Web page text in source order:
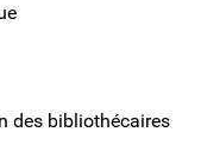
des bibliothécaires